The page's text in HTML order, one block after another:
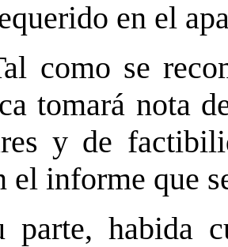
en el
como se
tomará nota
y de
el informe que
parte, habida